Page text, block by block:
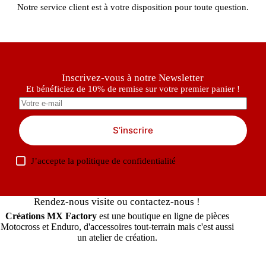
Notre service client est à votre disposition pour toute question.
Inscrivez-vous à notre Newsletter
Et bénéficiez de 10% de remise sur votre premier panier !
S’inscrire
J’accepte lapolitique de confidentialité
Rendez-nous visite ou contactez-nous !
Créations MX Factoryest une boutique en ligne de pièces
Motocross et Enduro, d'accessoires tout-terrain mais c'est aussi
un atelier de création.